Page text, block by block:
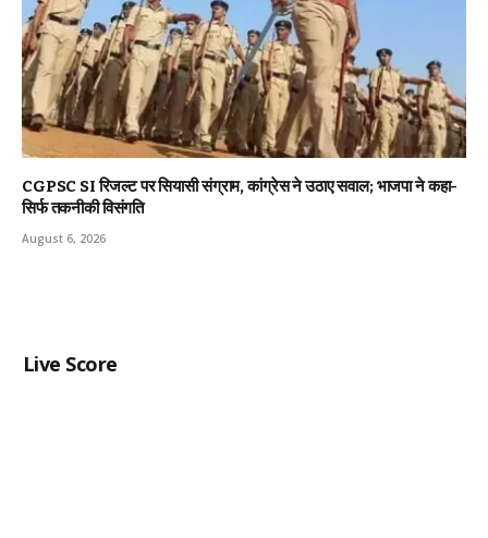
CGPSC SI रिजल्ट पर सियासी संग्राम, कांग्रेस ने उठाए सवाल; भाजपा ने कहा-
सिर्फ तकनीकी विसंगति
August 6, 2026
Live Score